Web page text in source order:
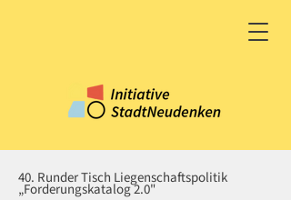
40. Runder Tisch Liegenschaftspolitik
„Forderungskatalog 2.0"